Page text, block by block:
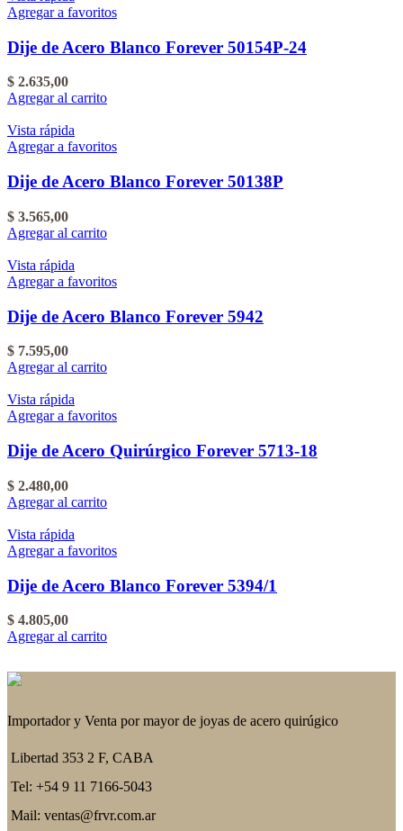
Agregar a favoritos
Dije de Acero Blanco Forever 50154P-24
$ 2.635,00
Agregar al carrito
Vista rápida
Agregar a favoritos
Dije de Acero Blanco Forever 50138P
$ 3.565,00
Agregar al carrito
Vista rápida
Agregar a favoritos
Dije de Acero Blanco Forever 5942
$ 7.595,00
Agregar al carrito
Vista rápida
Agregar a favoritos
Dije de Acero Quirúrgico Forever 5713-18
$ 2.480,00
Agregar al carrito
Vista rápida
Agregar a favoritos
Dije de Acero Blanco Forever 5394/1
$ 4.805,00
Agregar al carrito
Importador y Venta por mayor de joyas de acero quirúgico
Libertad 353 2 F, CABA
Tel: +54 9 11 7166-5043
Mail: ventas@frvr.com.ar